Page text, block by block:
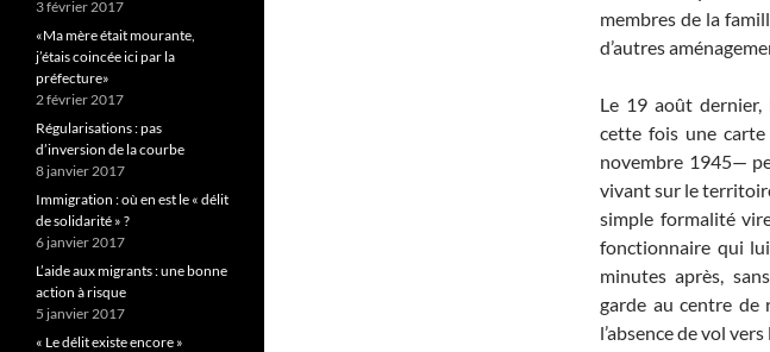
membres de la
d’autres
Le 19 août dernier,
cette fois une
novembre 1945—
vivant sur le
simple formalité
fonctionnaire qui
minutes après,
garde au centre de
l’absence de vol
3 février 2017
«Ma mère était mourante,
j’étais coincée ici par la
préfecture»
2 février 2017
Régularisations : pas
d’inversion de la courbe
8 janvier 2017
Immigration : où en est le « délit
de solidarité » ?
6 janvier 2017
L’aide aux migrants : une bonne
action à risque
5 janvier 2017
« Le délit existe encore »